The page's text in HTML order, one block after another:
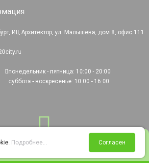
Избранное Корзина
ИЦ Архитектор, ул. Малышева, дом 8, офис 111
понедельник - пятница: 10:00 - 20:00
суббота - воскресенье: 10:00 - 16:00
Подробнее... Согласен